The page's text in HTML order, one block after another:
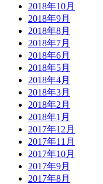
2018年10月
2018年9月
2018年8月
2018年7月
2018年6月
2018年5月
2018年4月
2018年3月
2018年2月
2018年1月
2017年12月
2017年11月
2017年10月
2017年9月
2017年8月